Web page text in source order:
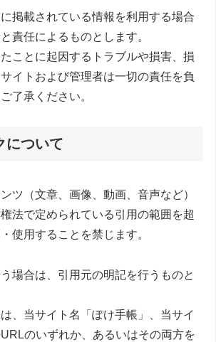
掲載されている情報を利用する場合
責任によるものとします。
ことに起因するトラブルや損害、損
イトおよび管理者は一切の責任を負
了承ください。
について
ツ（文章、画像、動画、音声など）
法で定められている引用の範囲を超
使用することを禁じます。
場合は、引用元の明記を行うものと
、当サイト名「ぽけ手帳」、当サイ
のいずれか、あるいはその両方を